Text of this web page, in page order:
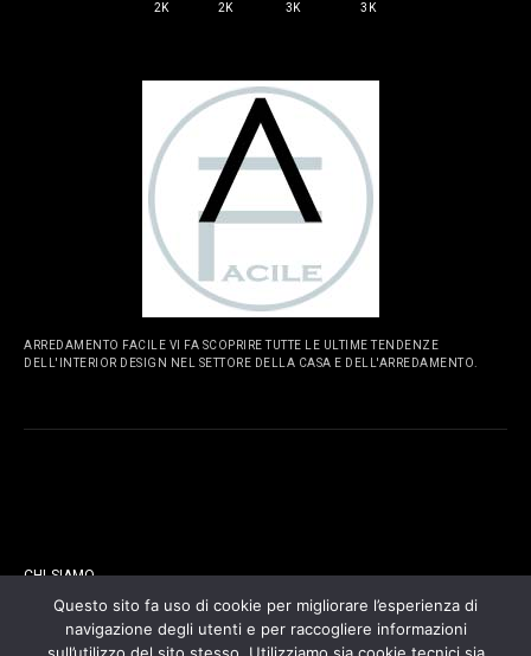
2K
2K
3K
3K
ARREDAMENTO FACILE VI FA SCOPRIRE TUTTE LE ULTIME TENDENZE
DELL'INTERIOR DESIGN NEL SETTORE DELLA CASA E DELL'ARREDAMENTO.
CHI SIAMO
CONTATTI
Questo sito fa uso di cookie per migliorare l’esperienza di
navigazione degli utenti e per raccogliere informazioni